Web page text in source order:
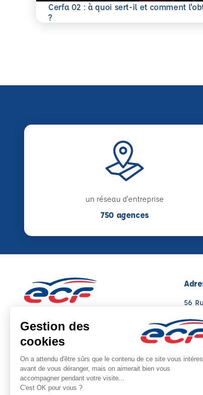
Cerfa 02 : à quoi sert-il et comment
?
En savoir plus
un réseau d'entreprise
750 agences
Note : 4.5/5
Moyenne calculée sur 55 avis
56
Voir
04